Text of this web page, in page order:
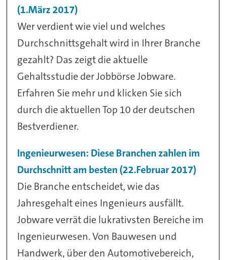
(1.März 2017)
Wer verdient wie viel und welches
Durchschnittsgehalt wird in Ihrer Branche
gezahlt? Das zeigt die aktuelle
Gehaltsstudie der Jobbörse Jobware.
Erfahren Sie mehr und klicken Sie sich
durch die aktuellen Top 10 der deutschen
Bestverdiener.
Ingenieurwesen: Diese Branchen zahlen im
Durchschnitt am besten (22.Februar 2017)
Die Branche entscheidet, wie das
Jahresgehalt eines Ingenieurs ausfällt.
Jobware verrät die lukrativsten Bereiche im
Ingenieurwesen. Von Bauwesen und
Handwerk, über den Automotivebereich,